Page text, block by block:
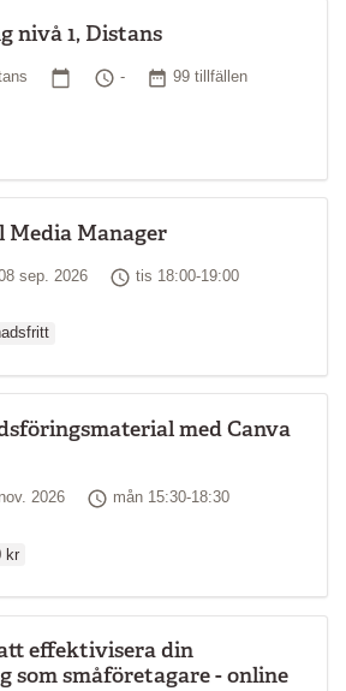
nivå 1, Distans
Startdatum
Tid
- Antal tillfällen
99 tillfällen
Media Manager
sep. 2026 Tid
tis 18:00-19:00
med Canva
2026 Tid
mån 15:30-18:30
kr
effektivisera din
som småföretagare - online